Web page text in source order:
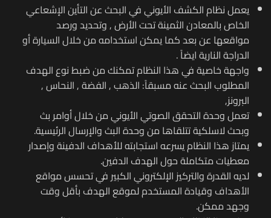
يعمل نظام الكشف الأيوني في البحث عن التأين الإشعاعي
الخاص بالمعادن الثمينة تحت الأرض , وتحديد ورصد
مواقعها عن بعد كما يمكن استخدامه من خلال السيارة أو
الدراجة النارية ايضاً .
واجهة خاصية في هذا النظام تمكنك من ضبط نوع الهدف
المطلوب البحث عنه مسبقاً: الذهب , الفضة , النحاس ,
البرونز,
تعمل وحدة التحقق الصوتي الأيوني من خلال أوامر بث
وبحث لاسلكية تتلقاها من وحدة البث والإرسال الرئيسية.
يمتاز هذا النظام يسرعه استجابته للأهداف الدفينة وإصدار
معطيات متكاملة حول الهدف الدفين.
لديه القدرة والتركيز الإلكتروني الكبير في تحسس مواقع
الأهداف وقيادة المستخدم لموقع الهدف بأقل وقت
وجهد ممكن.